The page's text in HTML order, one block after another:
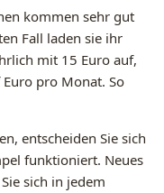
kommen sehr gut
Fall laden sie ihr
mit 15 Euro auf,
pro Monat. So
entscheiden Sie sich
funktioniert. Neues
sich in jedem